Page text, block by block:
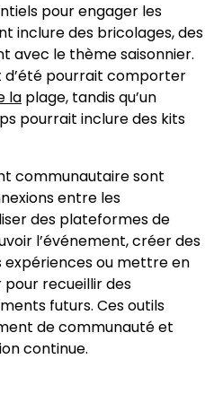
pour engager les
inclure des bricolages, des
avec le thème saisonnier.
d’été pourrait comporter
la plage, tandis qu’un
pourrait inclure des kits
communautaire sont
entre les
des plateformes de
l’événement, créer des
ou mettre en
recueillir des
futurs. Ces outils
de communauté et
continue.